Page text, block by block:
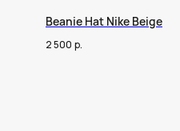
Beanie Hat Nike Beige
2 500 р.